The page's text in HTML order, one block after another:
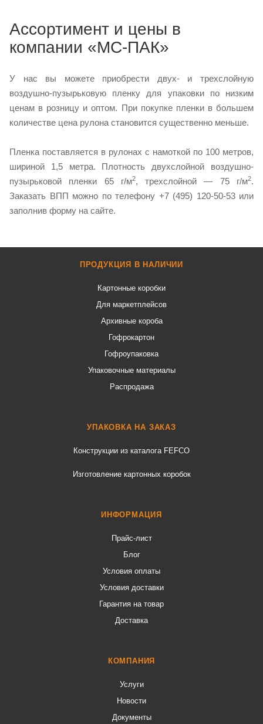
Ассортимент и цены в
компании «МС-ПАК»
У нас вы можете приобрести двух- и трехслойную
воздушно-пузырьковую пленку для упаковки по низким
ценам в розницу и оптом. При покупке пленки в большем
количестве цена рулона становится существенно меньше.
Пленка поставляется в рулонах с намоткой по 100 метров,
шириной 1,5 метра. Плотность двухслойной воздушно-
пузырьковой пленки 65 г/м2, трехслойной — 75 г/м2.
Заказать ВПП можно по телефону +7 (495) 120-50-53 или
заполнив форму на сайте.
ПРОДУКЦИЯ В НАЛИЧИИ
Картонные коробки
Для маркетплейсов
Архивные короба
Гофрокартон
Гофроупаковка
Упаковочные материалы
Распродажа
УПАКОВКА НА ЗАКАЗ
Конструкции из каталога FEFCO
Изготовление картонных коробок
ИНФОРМАЦИЯ
Прайс-лист
Блог
Условия оплаты
Условия доставки
Гарантия на товар
Доставка
КОМПАНИЯ
Услуги
Новости
Документы